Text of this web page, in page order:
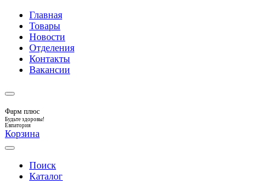
Главная
Товары
Новости
Отделения
Контакты
Вакансии
Фарм плюс
Будьте здоровы!
Евпатория
Корзина
Поиск
Каталог